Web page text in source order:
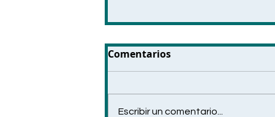
Comentarios
Escribir un comentario...